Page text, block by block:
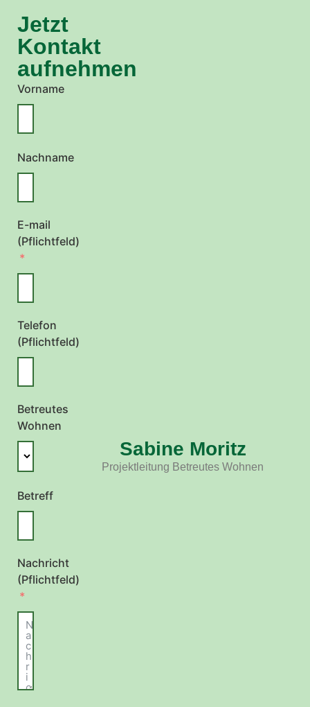
Jetzt
Kontakt
aufnehmen
Vorname
Nachname
E-mail
(Pflichtfeld)
Telefon
(Pflichtfeld)
Betreutes
Wohnen
Betreff
Nachricht
(Pflichtfeld)
Sabine Moritz
Projektleitung Betreutes Wohnen